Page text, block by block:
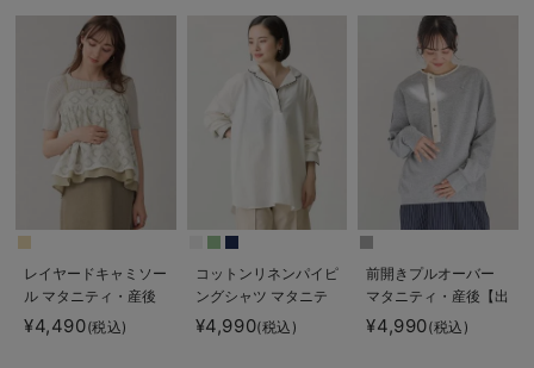
【出産後も長く使え
レイヤードキャミソー
ル マタニティ・産後
【出産後も長く使え
る】
¥4,490(税込)
コットンリネンパイピ
ングシャツ マタニテ
ィ・授乳服 【出産後
も長く使える】
¥4,990(税込)
前開きプルオーバー
マタニティ・産後【出
産後も長く使える】
¥4,990(税込)